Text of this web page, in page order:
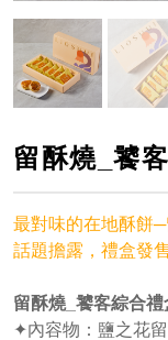
留酥燒_饕
最對味的在地酥餅
話題擔露，禮盒發
留酥燒_饕客綜合禮
✦內容物：鹽之花